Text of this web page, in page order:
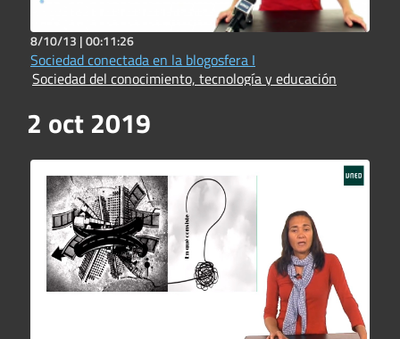
8/10/13 |00:11:26
Sociedad conectada en la blogosfera I
Sociedad del conocimiento, tecnología y educación
2 oct 2019